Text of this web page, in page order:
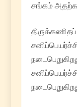
சங்கம்